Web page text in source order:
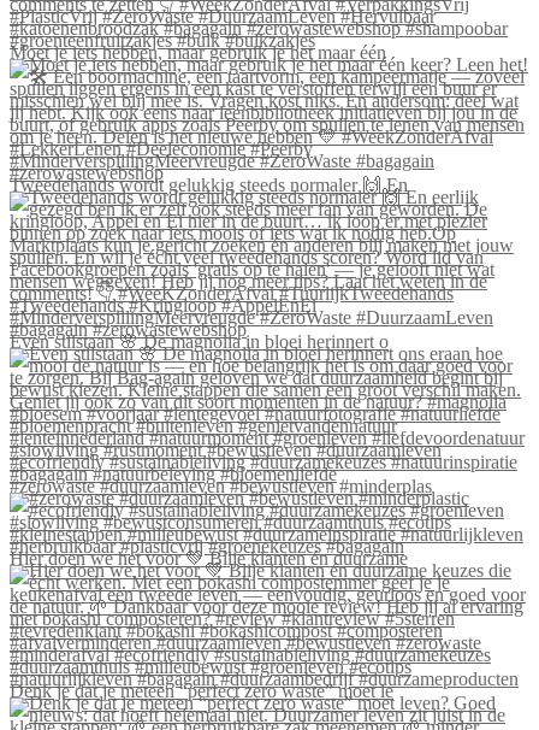
Moet je iets hebben, maar gebruik je het maar één
Tweedehands wordt gelukkig steeds normaler 🙌 En
Even stilstaan 🌸 De magnolia in bloei herinnert o
#zerowaste #duurzaamleven #bewustleven #minderplas
Hier doen we het voor 💚 Blije klanten én duurzame
Denk je dat je meteen “perfect zero waste” moet le